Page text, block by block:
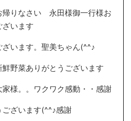
帰りなさい 永田様御一行様お
ざいます
います。聖美ちゃん(^^♪
野菜ありがとうございます
様。。ワクワク感動・・感謝
ざいます(^^♪感謝